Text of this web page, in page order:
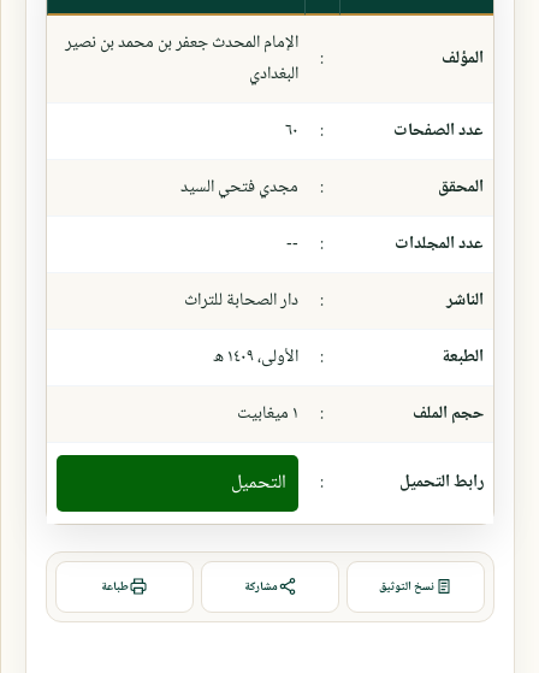
المؤلف :
الإمام المحدث جعفر بن محمد بن نصير
البغدادي
عدد الصفحات
:
٦٠
المحقق
:
مجدي فتحي السيد
عدد المجلدات
:
--
الناشر
:
دار الصحابة للتراث
الطبعة
:
الأولى، ١٤٠٩ ھ
حجم الملف
: ١ ميغابيت
رابط التحميل : التحميل
نسخ التوثيق مشاركة طباعة